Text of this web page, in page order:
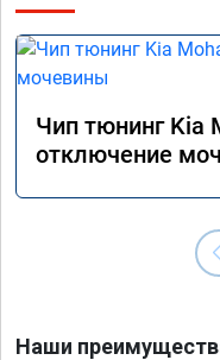
Чип тюнинг Kia
отключение
Наши